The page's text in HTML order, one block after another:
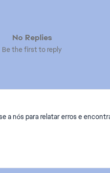
No Replies
Be the first to reply
a nós para relatar erros e